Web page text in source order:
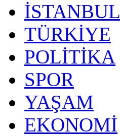
İSTANBUL
TÜRKİYE
POLİTİKA
SPOR
YAŞAM
EKONOMİ